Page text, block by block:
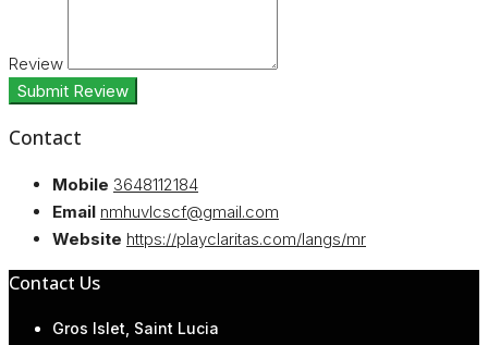
Review
Submit Review
Contact
Mobile 3648112184
Email nmhuvlcscf@gmail.com
Website https://playclaritas.com/langs/mr
Contact Us
Gros Islet, Saint Lucia